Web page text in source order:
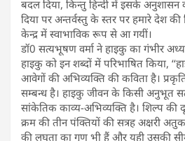
बदल दिया, किन्तु हिन्दी में इसके अनुशासन
दिया पर अन्तर्वस्तु के स्तर पर हमारे देश
केन्द्र में स्वाभाविक रूप से आ गयीं।
डॉ0 सत्यभूषण वर्मा ने हाइकु का गंभीर
हाइकु को इन शब्दों में परिभाषित किया,
आवेगों की अभिव्यक्ति की कविता है।
सम्बन्ध है। हाइकु जीवन के किसी अनुभूत
सांकेतिक काव्य-अभिव्यक्ति है। शिल्प की
क्रम की तीन पंक्तियों की सत्रह अक्षरी
की लघुता का गुण भी हैं और यही उसकी